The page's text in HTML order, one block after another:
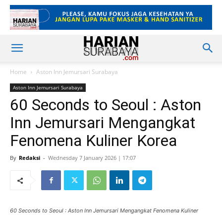
Home Aston Inn Jemursari Surabaya
Aston Inn Jemursari Surabaya
60 Seconds to Seoul : Aston
Inn Jemursari Mengangkat
Fenomena Kuliner Korea
By Redaksi - Wednesday 7 January 2026 | 17:07
60 Seconds to Seoul : Aston Inn Jemursari Mengangkat Fenomena Kuliner